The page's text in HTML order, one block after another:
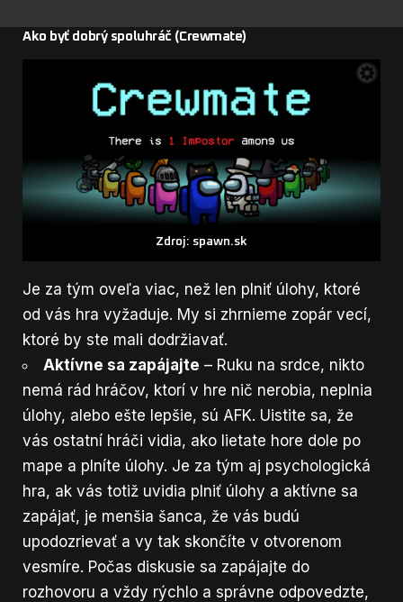
Ako byť dobrý spoluhráč (Crewmate)
Zdroj: spawn.sk
Je za tým oveľa viac, než len plniť úlohy, ktoré
od vás hra vyžaduje. My si zhrnieme zopár vecí,
ktoré by ste mali dodržiavať.
Aktívne sa zapájajte – Ruku na srdce, nikto
nemá rád hráčov, ktorí v hre nič nerobia, neplnia
úlohy, alebo ešte lepšie, sú AFK. Uistite sa, že
vás ostatní hráči vidia, ako lietate hore dole po
mape a plníte úlohy. Je za tým aj psychologická
hra, ak vás totiž uvidia plniť úlohy a aktívne sa
zapájať, je menšia šanca, že vás budú
upodozrievať a vy tak skončíte v otvorenom
vesmíre. Počas diskusie sa zapájajte do
rozhovoru a vždy rýchlo a správne odpovedzte,